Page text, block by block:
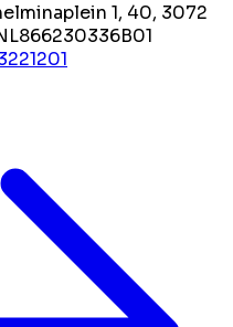
1, 40, 3072